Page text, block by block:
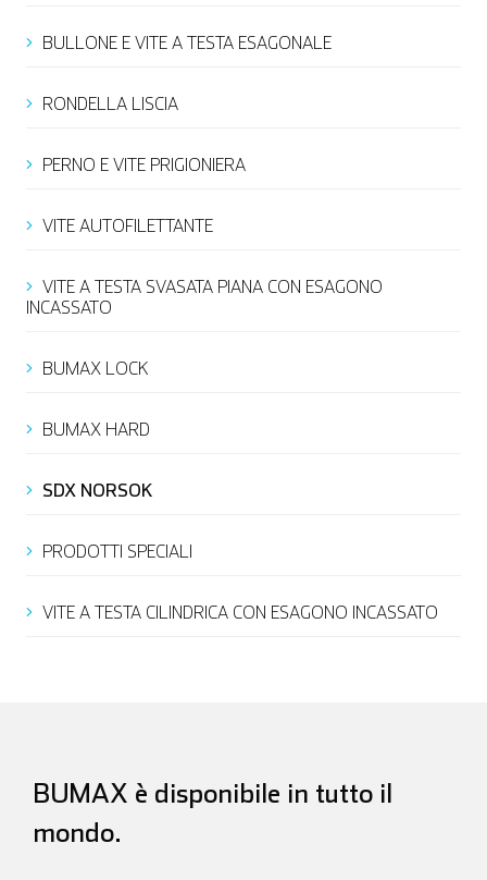
Italiano
BULLONE E VITE A TESTA ESAGONALE
RONDELLA LISCIA
PERNO E VITE PRIGIONIERA
VITE AUTOFILETTANTE
VITE A TESTA SVASATA PIANA CON ESAGONO
INCASSATO
BUMAX LOCK
BUMAX HARD
SDX NORSOK
PRODOTTI SPECIALI
VITE A TESTA CILINDRICA CON ESAGONO INCASSATO
BUMAX è disponibile in tutto il
mondo.